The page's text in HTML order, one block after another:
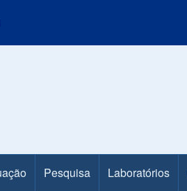
Pesquisa Laboratórios